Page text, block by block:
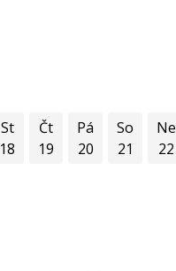
St
18
Čt
19
Pá
20
So
21
Ne
22